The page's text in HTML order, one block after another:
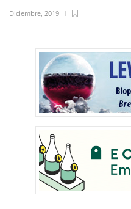
Diciembre, 2019